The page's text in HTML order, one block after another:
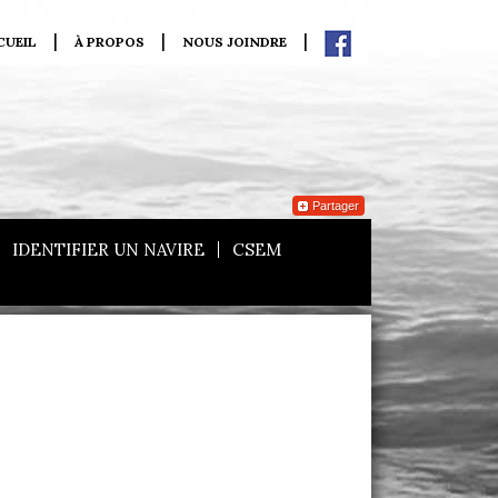
À PROPOS NOUS JOINDRE
Partager
IDENTIFIER UN NAVIRE CSEM